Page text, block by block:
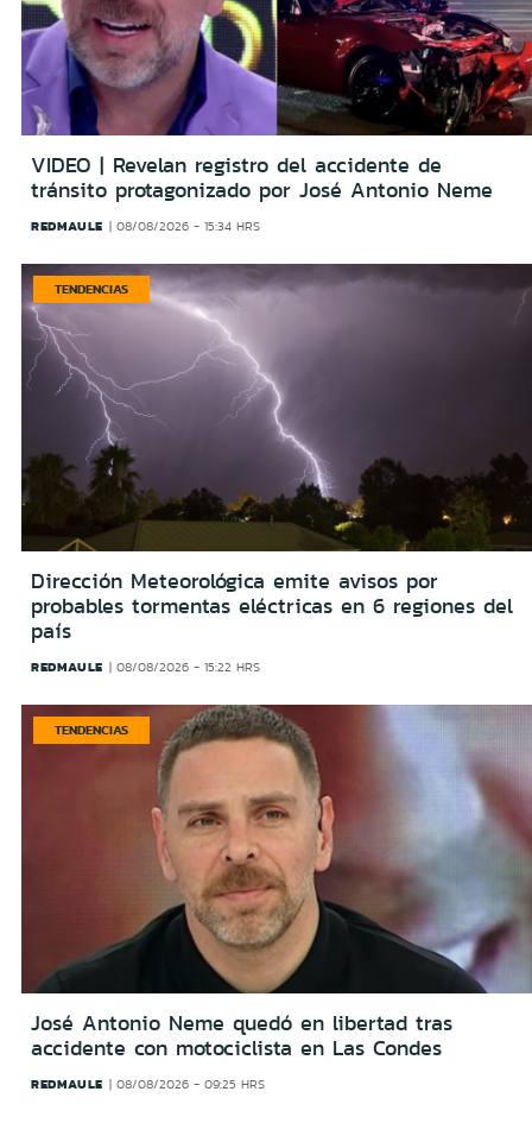
VIDEO | Revelan registro del accidente de
tránsito protagonizado por José Antonio Neme
REDMAULE 08/08/2026 - 15:34 HRS
TENDENCIAS
Dirección Meteorológica emite avisos por
probables tormentas eléctricas en 6 regiones del
país
REDMAULE 08/08/2026 - 15:22 HRS
TENDENCIAS
José Antonio Neme quedó en libertad tras
accidente con motociclista en Las Condes
REDMAULE 08/08/2026 - 09:25 HRS